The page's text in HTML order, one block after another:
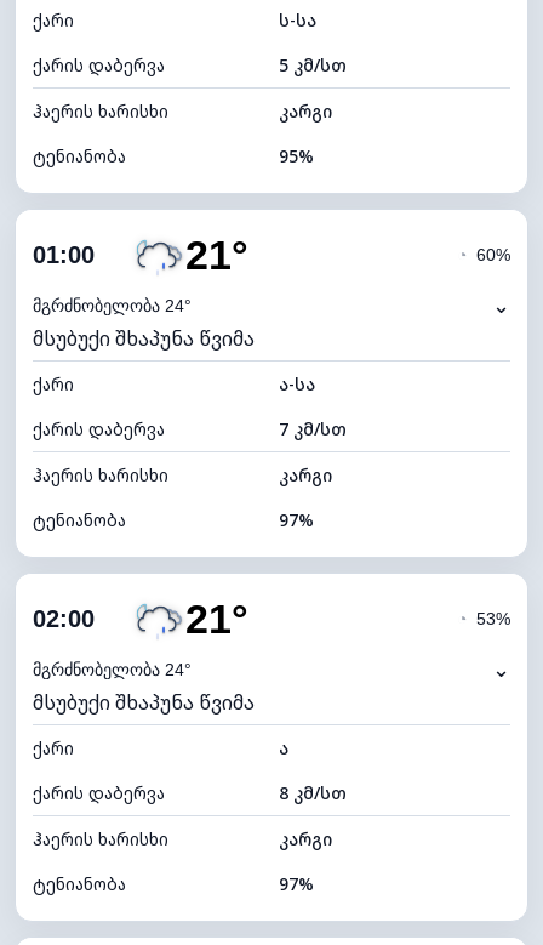
ქარი
ს-სა
ქარის დაბერვა
5 კმ/სთ
ჰაერის ხარისხი
კარგი
ტენიანობა
95%
ღრუბლიანობა
ნამის წერტილი
ხილვადობა
განათების ინდექსი 0 (ბნელი)
ღრუბლის სიმაღლე 5760 მ
01:00 21°
მგრძნობელობა 24°
◔ 60%
⌄
მსუბუქი შხაპუნა წვიმა
ქარი
ა-სა
ქარის დაბერვა
7 კმ/სთ
ჰაერის ხარისხი
კარგი
ტენიანობა
97%
ღრუბლიანობა
ნამის წერტილი
ხილვადობა
განათების ინდექსი 0 (ბნელი)
ღრუბლის სიმაღლე 6800 მ
02:00 21°
მგრძნობელობა 24°
◔ 53%
⌄
მსუბუქი შხაპუნა წვიმა
ქარი
ა
ქარის დაბერვა
8 კმ/სთ
ჰაერის ხარისხი
კარგი
ტენიანობა
97%